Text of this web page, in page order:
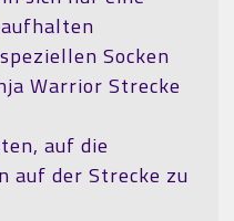
Socken
Warrior Strecke
auf die
auf der Strecke zu